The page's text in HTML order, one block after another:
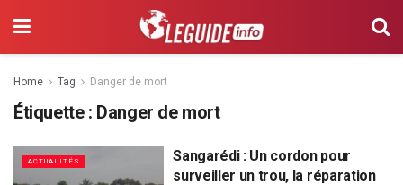
Home Tag Danger de mort
Étiquette : Danger de mort
ACTUALITÉS
​Sangarédi : Un cordon pour
surveiller un trou, la réparation